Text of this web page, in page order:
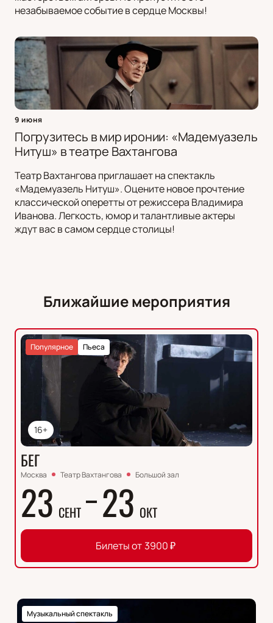
незабываемое событие в сердце Москвы!
9 июня
Погрузитесь в мир иронии: «Мадемуазель
Нитуш» в театре Вахтангова
Театр Вахтангова приглашает на спектакль
«Мадемуазель Нитуш». Оцените новое прочтение
классической оперетты от режиссера Владимира
Иванова. Легкость, юмор и талантливые актеры
ждут вас в самом сердце столицы!
Ближайшие мероприятия
16+
Пьеса
Популярное
БЕГ
Москва Театр Вахтангова Большой зал
23 СЕНТ 23 ОКТ
Билеты от 3900₽
Музыкальный спектакль